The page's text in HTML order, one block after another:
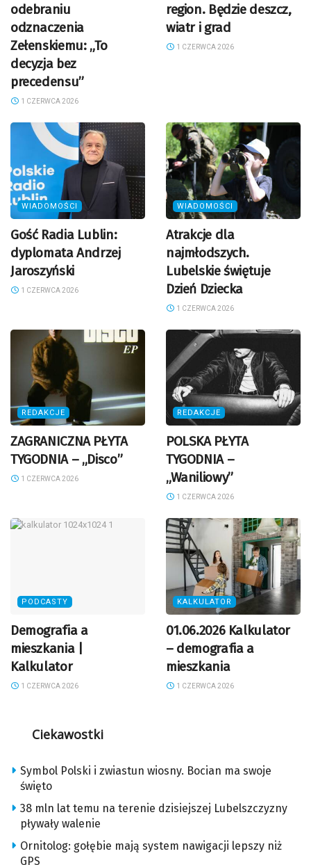
odebraniu
odznaczenia
Zełenskiemu: „To
decyzja bez
precedensu”
1 CZERWCA 2026
region. Będzie deszcz,
wiatr i grad
1 CZERWCA 2026
WIADOMOŚCI
Gość Radia Lublin:
dyplomata Andrzej
Jaroszyński
1 CZERWCA 2026
WIADOMOŚCI
Atrakcje dla
najmłodszych.
Lubelskie świętuje
Dzień Dziecka
1 CZERWCA 2026
REDAKCJE
ZAGRANICZNA PŁYTA
TYGODNIA – „Disco”
1 CZERWCA 2026
REDAKCJE
POLSKA PŁYTA
TYGODNIA –
„Waniliowy”
1 CZERWCA 2026
PODCASTY
Demografia a
mieszkania |
Kalkulator
1 CZERWCA 2026
KALKULATOR
01.06.2026 Kalkulator
– demografia a
mieszkania
1 CZERWCA 2026
Ciekawostki
Symbol Polski i zwiastun wiosny. Bocian ma swoje
święto
38 mln lat temu na terenie dzisiejszej Lubelszczyzny
pływały walenie
Ornitolog: gołębie mają system nawigacji lepszy niż
GPS